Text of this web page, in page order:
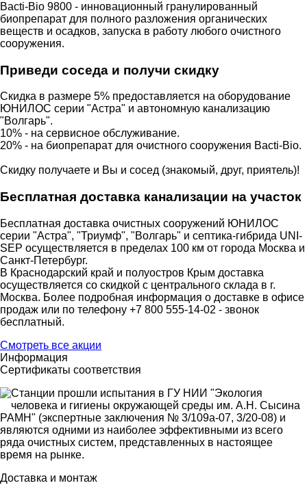
Bacti-Bio 9800 - инновационный гранулированный
биопрепарат для полного разложения органических
веществ и осадков, запуска в работу любого очистного
сооружения.
Приведи соседа и получи скидку
Скидка в размере 5% предоставляется на оборудование
ЮНИЛОС серии "Астра" и автономную канализацию
"Волгарь".
10% - на сервисное обслуживание.
20% - на биопрепарат для очистного сооружения Bacti-Bio.
Скидку получаете и Вы и сосед (знакомый, друг, приятель)!
Бесплатная доставка канализации на участок
Бесплатная доставка очистных сооружений ЮНИЛОС
серии "Астра", "Триумф", "Волгарь" и септика-гибрида UNI-
SEP осуществляется в пределах 100 км от города Москва и
Санкт-Петербург.
В Краснодарский край и полуостров Крым доставка
осуществляется со скидкой с центрального склада в г.
Москва. Более подробная информация о доставке в офисе
продаж или по телефону +7 800 555-14-02 - звонок
бесплатный.
Смотреть все акции
Информация
Сертификаты соответствия
Станции прошли испытания в ГУ НИИ "Экология
человека и гигиены окружающей среды им. А.Н. Сыcина
РАМН" (экспертные заключения № 3/109а-07, 3/20-08) и
являются одними из наиболее эффективными из всего
ряда очистных систем, представленных в настоящее
время на рынке.
Доставка и монтаж